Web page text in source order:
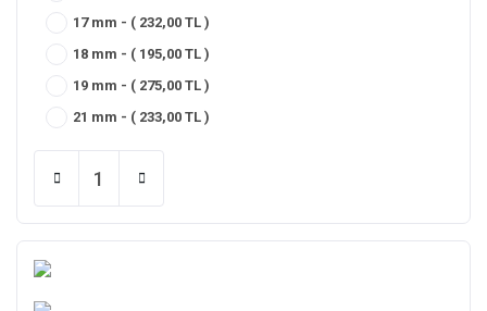
17 mm - ( 232,00 TL )
18 mm - ( 195,00 TL )
19 mm - ( 275,00 TL )
21 mm - ( 233,00 TL )